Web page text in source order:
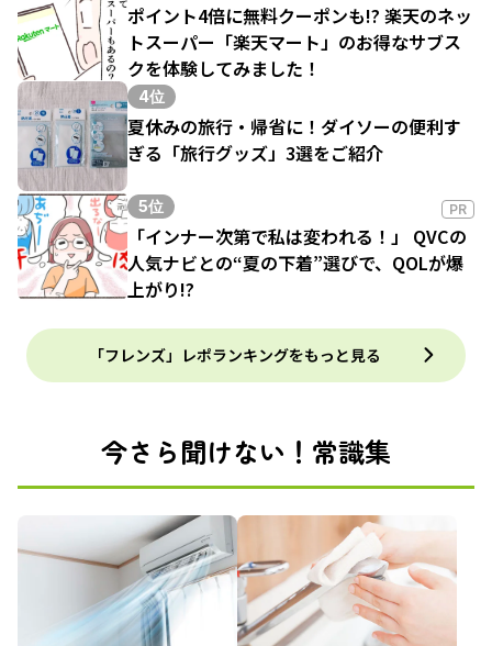
ポイント4倍に無料クーポンも!? 楽天のネッ
トスーパー「楽天マート」のお得なサブス
クを体験してみました！
4位
夏休みの旅行・帰省に！ダイソーの便利す
ぎる「旅行グッズ」3選をご紹介
5位 PR
「インナー次第で私は変われる！」 QVCの
人気ナビとの“夏の下着”選びで、QOLが爆
上がり!?
「フレンズ」レポランキングをもっと見る
今さら聞けない！常識集